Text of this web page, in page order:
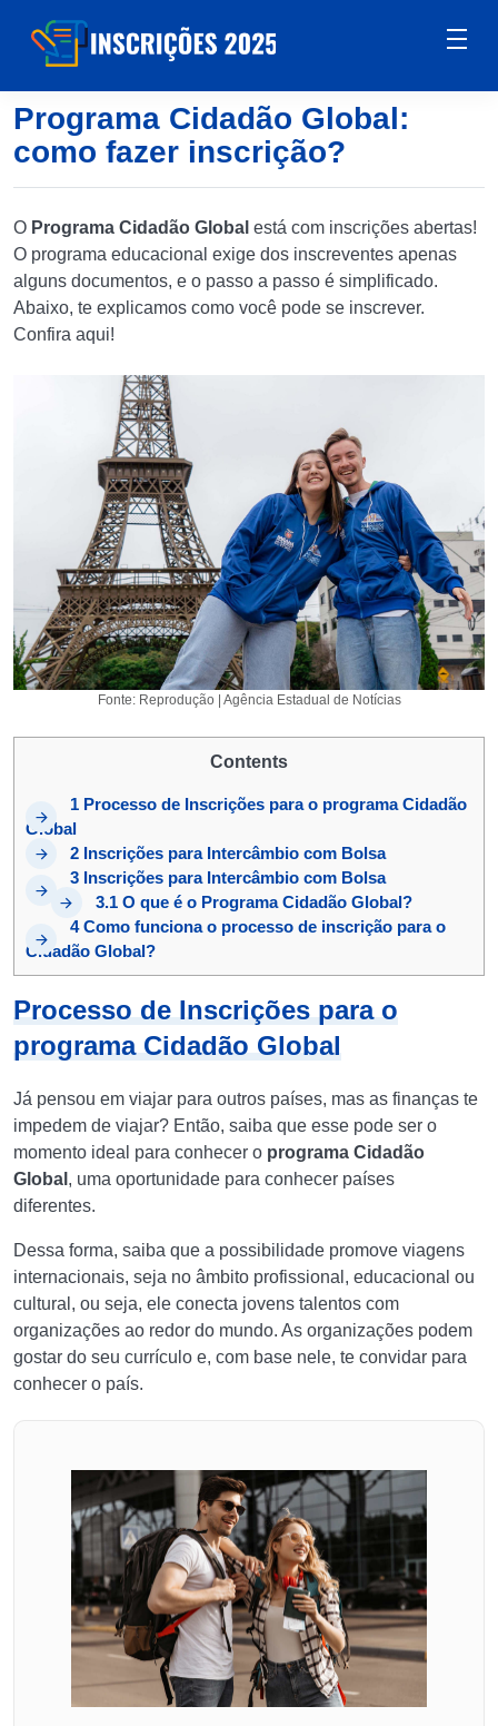
Programa Cidadão Global:
como fazer inscrição?
O Programa Cidadão Global está com inscrições abertas!
O programa educacional exige dos inscreventes apenas
alguns documentos, e o passo a passo é simplificado.
Abaixo, te explicamos como você pode se inscrever.
Confira aqui!
Fonte: Reprodução | Agência Estadual de Notícias
Contents
1 Processo de Inscrições para o programa Cidadão
Global
2 Inscrições para Intercâmbio com Bolsa
3 Inscrições para Intercâmbio com Bolsa
3.1O que é o Programa Cidadão Global?
4Como funciona o processo de inscrição para o
Cidadão Global?
Processo de Inscrições para o
programa Cidadão Global
Já pensou em viajar para outros países, mas as finanças te
impedem de viajar? Então, saiba que esse pode ser o
momento ideal para conhecer o programa Cidadão
Global , uma oportunidade para conhecer países
diferentes.
Dessa forma, saiba que a possibilidade promove viagens
internacionais, seja no âmbito profissional, educacional ou
cultural, ou seja, ele conecta jovens talentos com
organizações ao redor do mundo. As organizações podem
gostar do seu currículo e, com base nele, te convidar para
conhecer o país.